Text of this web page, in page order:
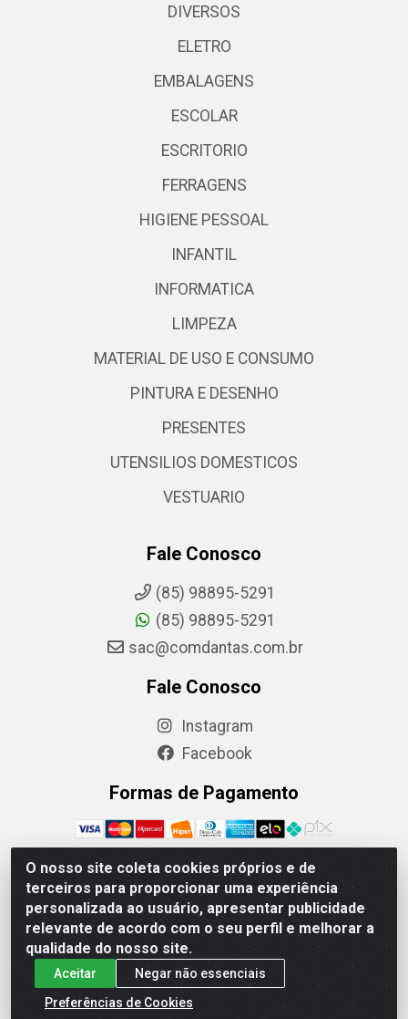
O nosso site coleta cookies próprios e de
terceiros para proporcionar uma experiência
personalizada ao usuário, apresentar publicidade
relevante de acordo com o seu perfil e melhorar a
qualidade do nosso site.
Aceitar
Negar não essenciais
Preferências de Cookies
DIVERSOS
ELETRO
EMBALAGENS
ESCOLAR
ESCRITORIO
FERRAGENS
HIGIENE PESSOAL
INFANTIL
INFORMATICA
LIMPEZA
MATERIAL DE USO E CONSUMO
PINTURA E DESENHO
PRESENTES
UTENSILIOS DOMESTICOS
VESTUARIO
Fale Conosco
(85) 98895-5291
(85) 98895-5291
sac@comdantas.com.br
Fale Conosco
Instagram
Facebook
Formas de Pagamento
Rafael & Dantas LTDA - Rua Floriano Peixoto, 137-
Centro, CEP: 60025-130 | CNPJ: 02.884.314/0001-20